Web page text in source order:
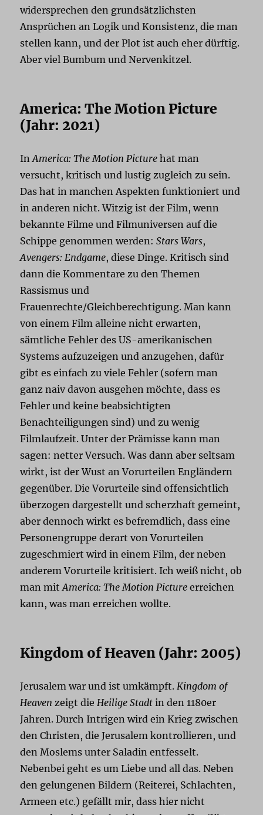
widersprechen den grundsätzlichsten
Ansprüchen an Logik und Konsistenz, die man
stellen kann, und der Plot ist auch eher dürftig.
Aber viel Bumbum und Nervenkitzel.
America: The Motion Picture
(Jahr: 2021)
InAmerica: The Motion Picture hat man
versucht, kritisch und lustig zugleich zu sein.
Das hat in manchen Aspekten funktioniert und
in anderen nicht. Witzig ist der Film, wenn
bekannte Filme und Filmuniversen auf die
Schippe genommen werden:Stars Wars,
Avengers: Endgame, diese Dinge. Kritisch sind
dann die Kommentare zu den Themen
Rassismus und
Frauenrechte/Gleichberechtigung. Man kann
von einem Film alleine nicht erwarten,
sämtliche Fehler des US-amerikanischen
Systems aufzuzeigen und anzugehen, dafür
gibt es einfach zu viele Fehler (sofern man
ganz naiv davon ausgehen möchte, dass es
Fehler und keine beabsichtigten
Benachteiligungen sind) und zu wenig
Filmlaufzeit. Unter der Prämisse kann man
sagen: netter Versuch. Was dann aber seltsam
wirkt, ist der Wust an Vorurteilen Engländern
gegenüber. Die Vorurteile sind offensichtlich
überzogen dargestellt und scherzhaft gemeint,
aber dennoch wirkt es befremdlich, dass eine
Personengruppe derart von Vorurteilen
zugeschmiert wird in einem Film, der neben
anderem Vorurteile kritisiert. Ich weiß nicht, ob
man mitAmerica: The Motion Picture erreichen
kann, was man erreichen wollte.
Kingdom of Heaven (Jahr: 2005)
Jerusalem war und ist umkämpft. Kingdom of
Heaven zeigt die Heilige Stadt in den 1180er
Jahren. Durch Intrigen wird ein Krieg zwischen
den Christen, die Jerusalem kontrollieren, und
den Moslems unter Saladin entfesselt.
Nebenbei geht es um Liebe und all das. Neben
den gelungenen Bildern (Reiterei, Schlachten,
Armeen etc.) gefällt mir, dass hier nicht